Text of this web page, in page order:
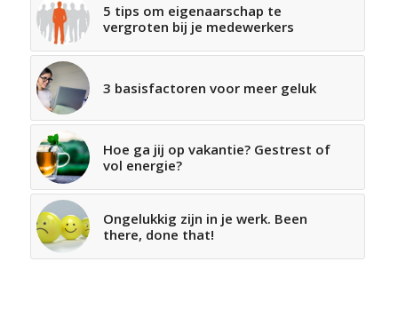
5 tips om eigenaarschap te
vergroten bij je medewerkers
3 basisfactoren voor meer geluk
Hoe ga jij op vakantie? Gestrest of
vol energie?
Ongelukkig zijn in je werk. Been
there, done that!